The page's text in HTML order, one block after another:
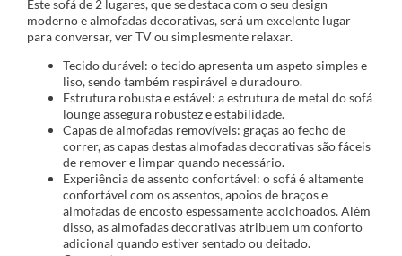
Este sofá de 2 lugares, que se destaca com o seu design
moderno e almofadas decorativas, será um excelente lugar
para conversar, ver TV ou simplesmente relaxar.
Tecido durável: o tecido apresenta um aspeto simples e
liso, sendo também respirável e duradouro.
Estrutura robusta e estável: a estrutura de metal do sofá
lounge assegura robustez e estabilidade.
Capas de almofadas removíveis: graças ao fecho de
correr, as capas destas almofadas decorativas são fáceis
de remover e limpar quando necessário.
Experiência de assento confortável: o sofá é altamente
confortável com os assentos, apoios de braços e
almofadas de encosto espessamente acolchoados. Além
disso, as almofadas decorativas atribuem um conforto
adicional quando estiver sentado ou deitado.